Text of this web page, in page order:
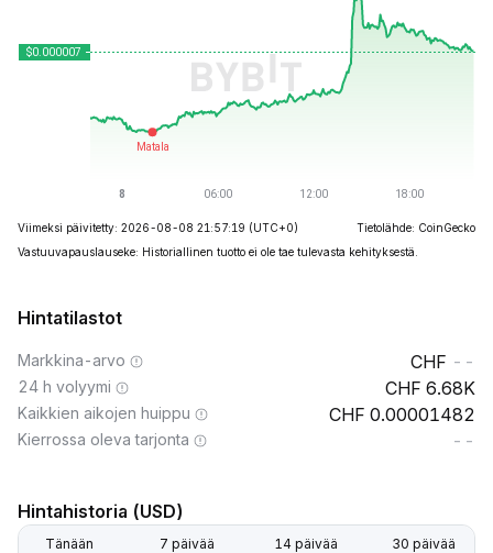
Viimeksi päivitetty: 2026-08-08 21:57:19 (UTC+0)
Tietolähde: CoinGecko
Vastuuvapauslauseke: Historiallinen tuotto ei ole tae tulevasta kehityksestä.
Hintatilastot
Markkina-arvo --
24 h volyymi 6.68K
Kaikkien aikojen huippu 0.00001482
Kierrossa oleva tarjonta --
Hintahistoria (USD)
Tänään 7 päivää 14 päivää 30 päivää